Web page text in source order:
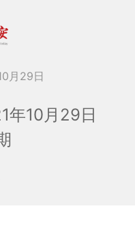
月29日
年10月29日